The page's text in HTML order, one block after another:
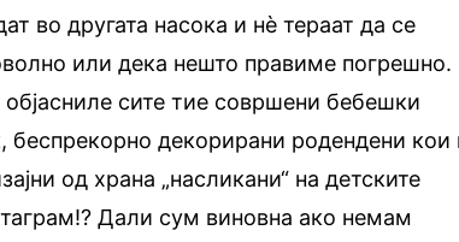
во другата насока и нѐ тераат да се
или дека нешто правиме погрешно.
сите тие совршени бебешки
беспрекорно декорирани родендени кои
од храна „насликани“ на детските
Дали сум виновна ако немам